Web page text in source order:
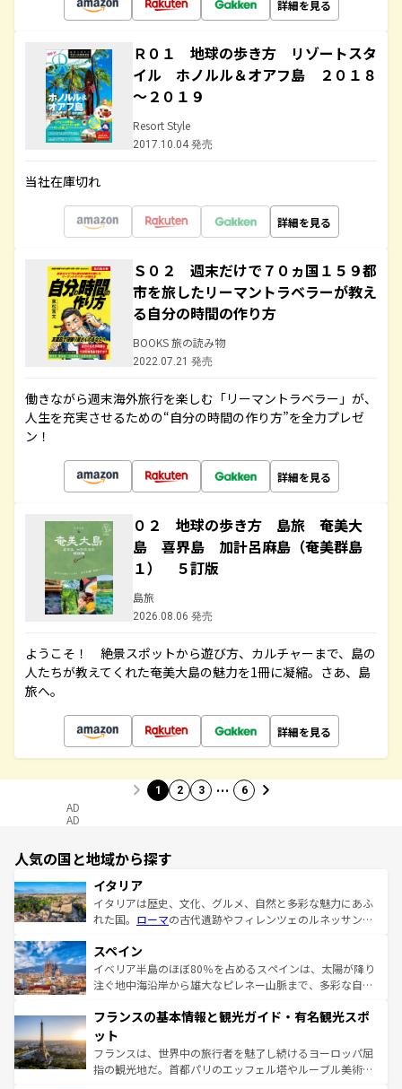
詳細を見る
Ｒ０１ 地球の歩き方 リゾートスタ
イル ホノルル＆オアフ島 ２０１８
～２０１９
Resort Style
2017.10.04 発売
当社在庫切れ
詳細を見る
Ｓ０２ 週末だけで７０ヵ国１５９都
市を旅したリーマントラベラーが教え
る自分の時間の作り方
BOOKS 旅の読み物
2022.07.21 発売
働きながら週末海外旅行を楽しむ「リーマントラベラー」が、
人生を充実させるための“自分の時間の作り方”を全力プレゼ
ン！
詳細を見る
０２ 地球の歩き方 島旅 奄美大
島 喜界島 加計呂麻島（奄美群島
１） ５訂版
島旅
2026.08.06 発売
ようこそ！ 絶景スポットから遊び方、カルチャーまで、島の
人たちが教えてくれた奄美大島の魅力を1冊に凝縮。さあ、島
旅へ。
詳細を見る
1 2 3 … 6
AD
AD
人気の国と地域から探す
イタリア
イタリアは歴史、文化、グルメ、自然と多彩な魅力にあふ
れた国。 ローマの古代遺跡やフィレンツェのルネッサンス
ろん、トスカーナの美しい田園風景やアマルフィ海岸の絶
景など、自然景観も見逃せない。観光の合間には、本場の
ピザやパスタなど、絶品のイタリア料理を堪能することも
ませてくれるイタリアで、忘れられない旅をしてみよう！
なお、新着のイタリア情報は
しい。
スペイン
イベリア半島のほぼ80％を占めるスペインは、太陽が降り
注ぐ地中海沿岸から雄大なピレネー山脈まで、多彩な自然
文化が根付くこの国では、情熱的なフラメンコ、熱気あふ
れる闘牛、そして美味しいタパスが生活の一部となってい
る。首都マドリードの洗練された雰囲気や、バルセロナの
アートに溢れた街角から、地方では古代ローマ遺跡や中世
フランスの基本情報と観光ガイド・有名観光スポ
ット
フランスは、世界中の旅行者を魅了し続けるヨーロッパ屈
指の観光地だ。首都パリのエッフェル塔やルーブル美術館